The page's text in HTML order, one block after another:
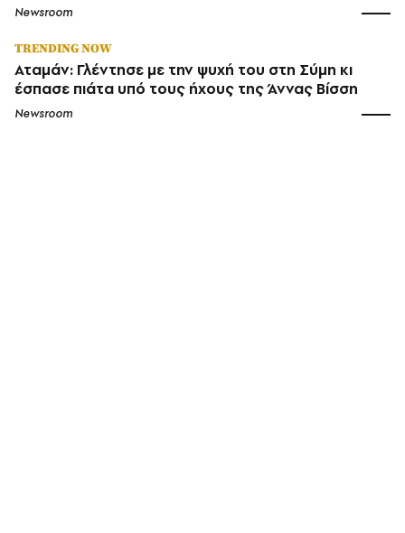
Newsroom
TRENDING NOW
Αταμάν: Γλέντησε με την ψυχή του στη Σύμη κι
έσπασε πιάτα υπό τους ήχους της Άννας Βίσση
Newsroom